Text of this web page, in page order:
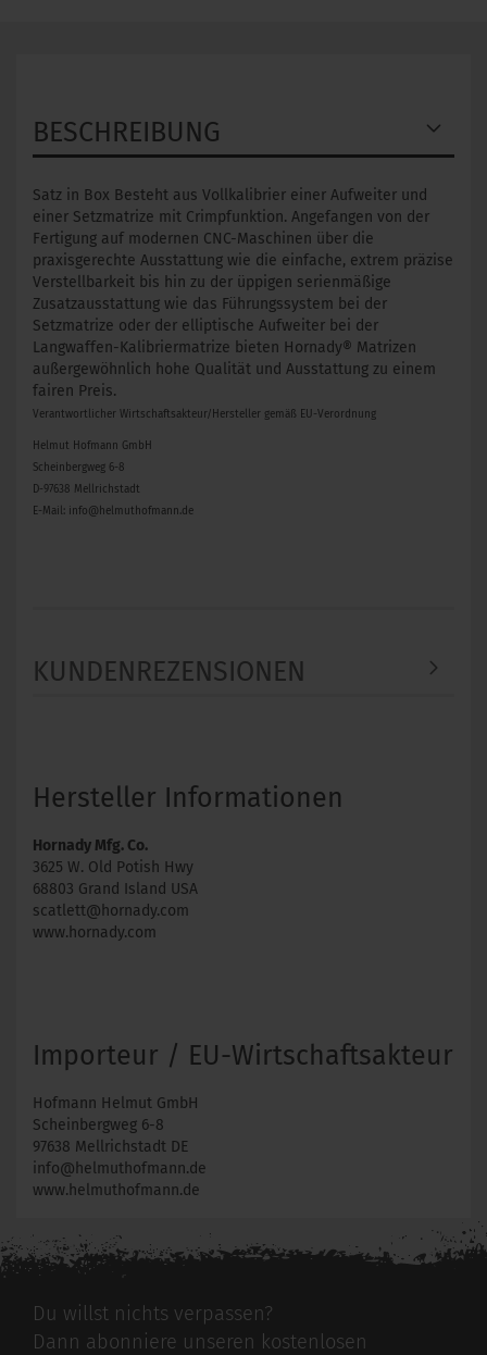
BESCHREIBUNG
Satz in Box Besteht aus Vollkalibrier einer Aufweiter und
einer Setzmatrize mit Crimpfunktion. Angefangen von der
Fertigung auf modernen CNC-Maschinen über die
praxisgerechte Ausstattung wie die einfache, extrem präzise
Verstellbarkeit bis hin zu der üppigen serienmäßige
Zusatzausstattung wie das Führungssystem bei der
Setzmatrize oder der elliptische Aufweiter bei der
Langwaffen-Kalibriermatrize bieten Hornady® Matrizen
außergewöhnlich hohe Qualität und Ausstattung zu einem
fairen Preis.
Verantwortlicher Wirtschaftsakteur/Hersteller gemäß EU-Verordnung
Helmut Hofmann GmbH
Scheinbergweg 6-8
D-97638 Mellrichstadt
E-Mail: info@helmuthofmann.de
KUNDENREZENSIONEN
Hersteller Informationen
Hornady Mfg. Co.
3625 W. Old Potish Hwy
68803 Grand Island USA
scatlett@hornady.com
www.hornady.com
Importeur / EU-Wirtschaftsakteur
Hofmann Helmut GmbH
Scheinbergweg 6-8
97638 Mellrichstadt DE
info@helmuthofmann.de
www.helmuthofmann.de
Du willst nichts verpassen?
Dann abonniere unseren kostenlosen